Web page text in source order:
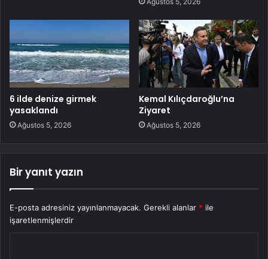
6 ilde denize girmek
yasaklandı
Ağustos 5, 2026
Kemal Kılıçdaroğlu’na
Ziyaret
Ağustos 5, 2026
Bir yanıt yazın
E-posta adresiniz yayınlanmayacak. Gerekli alanlar * ile
işaretlenmişlerdir